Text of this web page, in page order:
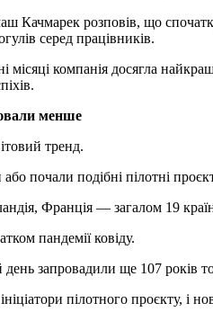
Качмарек розповів, що
серед працівників.
місяці компанія досягла
менше
тренд.
або почали подібні пілотні
Франція — загалом 19
пандемії ковіду.
запровадили ще 107 років
пілотного проєкту, і